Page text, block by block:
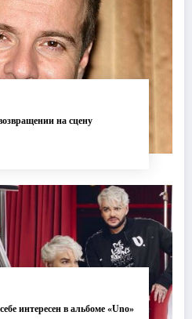
на сцену
интересен в альбоме «Uno»